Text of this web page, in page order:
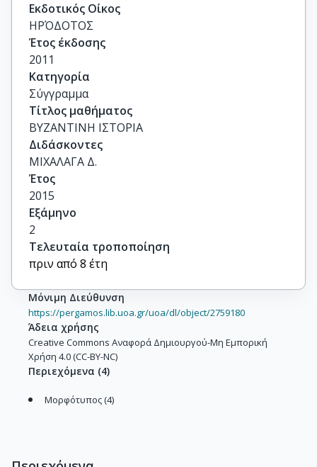
Εκδοτικός Οίκος
ΗΡΌΔΟΤΟΣ
Έτος έκδοσης
2011
Κατηγορία
Σύγγραμμα
Τίτλος μαθήματος
ΒΥΖΑΝΤΙΝΗ ΙΣΤΟΡΙΑ
Διδάσκοντες
ΜΙΧΑΛΑΓΑ Δ.
Έτος
2015
Εξάμηνο
2
Τελευταία τροποποίηση
πριν από 8 έτη
Μόνιμη Διεύθυνση
https://pergamos.lib.uoa.gr/uoa/dl/object/2759180
Άδεια χρήσης
Creative Commons Αναφορά Δημιουργού-Μη Εμπορική
Χρήση 4.0 (CC-BY-NC)
Περιεχόμενα (4)
Μορφότυπος (4)